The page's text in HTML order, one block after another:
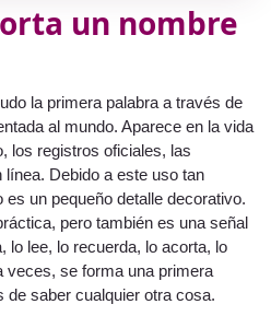
un nombre
la primera palabra a través de
al mundo. Aparece en la vida
los registros oficiales, las
Debido a este uso tan
un pequeño detalle decorativo.
pero también es una señal
lo lee, lo recuerda, lo acorta, lo
veces, se forma una primera
de saber cualquier otra cosa.